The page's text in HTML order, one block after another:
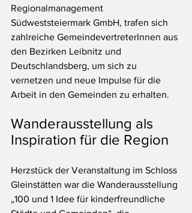
Regionalmanagement
Südweststeiermark GmbH, trafen sich
zahlreiche GemeindevertreterInnen aus
den Bezirken Leibnitz und
Deutschlandsberg, um sich zu
vernetzen und neue Impulse für die
Arbeit in den Gemeinden zu erhalten.
Wanderausstellung als
Inspiration für die Region
Herzstück der Veranstaltung im Schloss
Gleinstätten war die Wanderausstellung
„100 und 1 Idee für kinderfreundliche